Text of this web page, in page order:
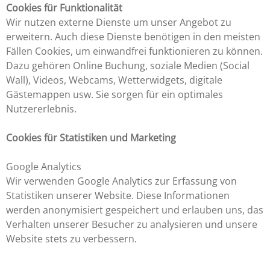
Cookies für Funktionalität
Wir nutzen externe Dienste um unser Angebot zu
erweitern. Auch diese Dienste benötigen in den meisten
Fällen Cookies, um einwandfrei funktionieren zu können.
Dazu gehören Online Buchung, soziale Medien (Social
Wall), Videos, Webcams, Wetterwidgets, digitale
Gästemappen usw. Sie sorgen für ein optimales
Nutzererlebnis.
Cookies für Statistiken und Marketing
Google Analytics
Wir verwenden Google Analytics zur Erfassung von
Statistiken unserer Website. Diese Informationen
werden anonymisiert gespeichert und erlauben uns, das
Verhalten unserer Besucher zu analysieren und unsere
Website stets zu verbessern.